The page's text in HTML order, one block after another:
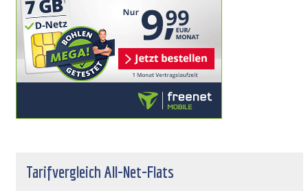
Tarifvergleich All-Net-Flats